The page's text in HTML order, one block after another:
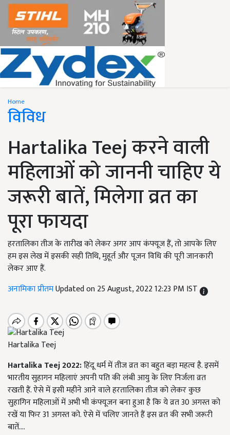
Home
विविध
Hartalika Teej करने वाली
महिलाओं को जाननी चाहिए ये
जरूरी बातें, मिलेगा व्रत का
पूरा फायदा
हरतालिका तीज के तारीख को लेकर अगर आप कंफ्यूज हैं, तो आपके लिए
हम इस लेख में इसकी सही तिथि, मुहूर्त और पूजन विधि की पूरी जानकारी
लेकर आए हैं.
अनामिका प्रीतमUpdated on 25 August, 2022 12:23 PM IST
Hartalika Teej
Hartalika Teej2022:हिंदू धर्म में तीज व्रत का बहुत बड़ा महत्व है. इसमें
भारतीय सुहागन महिलाएं अपनी पति की लंबी आयु के लिए निर्जला व्रत
रखती हैं. ऐसे में इसी महीने आने वाले हरतालिका तीज को लेकर कुछ
सुहागिन महिलाओं में अभी भी कंफ्यूजन बना हुआ है कि ये व्रत 30 अगस्त को
रखें या फिर 31 अगस्त को. ऐसे में चलिए जानते हैं इस व्रत की सभी जरूरी
बातें….